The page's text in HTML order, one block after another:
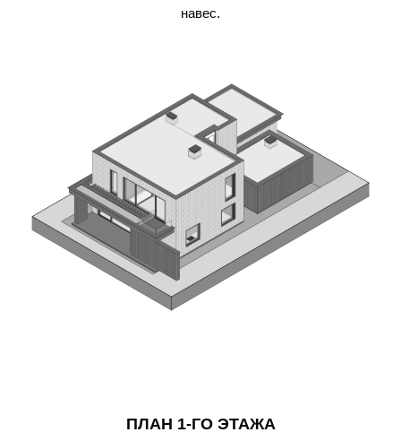
навес.
ПЛАН 1-ГО ЭТАЖА